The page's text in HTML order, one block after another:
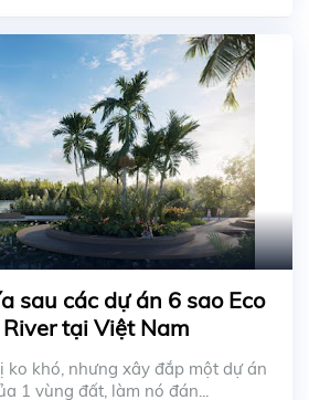
sau các dự án 6 sao Eco
tại Việt Nam
ko khó, nhưng xây đắp một dự án
1 vùng đất, làm nó đán...